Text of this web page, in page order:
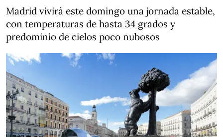
Madrid vivirá este domingo una jornada estable,
con temperaturas de hasta 34 grados y
predominio de cielos poco nubosos